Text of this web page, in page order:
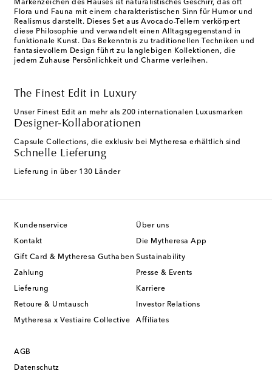
Markenzeichen des Hauses ist naturalistisches Geschirr, das oft
Flora und Fauna mit einem charakteristischen Sinn für Humor und
Realismus darstellt. Dieses Set aus Avocado-Tellern verkörpert
diese Philosophie und verwandelt einen Alltagsgegenstand in
funktionale Kunst. Das Bekenntnis zu traditionellen Techniken und
fantasievollem Design führt zu langlebigen Kollektionen, die
jedem Zuhause Persönlichkeit und Charme verleihen.
The Finest Edit in Luxury
Unser Finest Edit an mehr als 200 internationalen Luxusmarken
Designer-Kollaborationen
Capsule Collections, die exklusiv bei Mytheresa erhältlich sind
Schnelle Lieferung
Lieferung in über 130 Länder
Kundenservice
Kontakt
Gift Card & Mytheresa Guthaben
Zahlung
Lieferung
Retoure & Umtausch
Mytheresa x Vestiaire Collective
Über uns
Die Mytheresa App
Sustainability
Presse & Events
Karriere
Investor Relations
Affiliates
AGB
Datenschutz